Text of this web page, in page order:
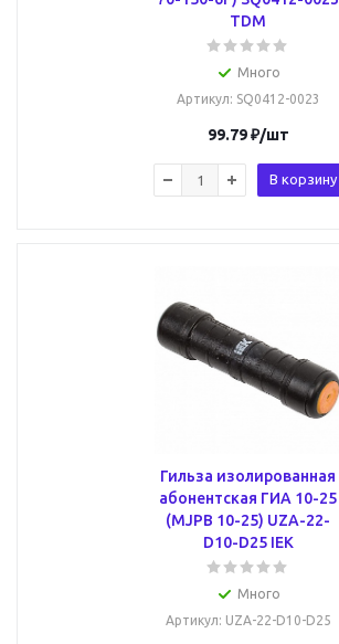
TDM
Много
Артикул: SQ0412-0023
99.79₽/шт
В корзину
Гильза изолированная
абонентская ГИА 10-25
(MJPB 10-25) UZA-22-
D10-D25 IEK
Много
Артикул: UZA-22-D10-D25